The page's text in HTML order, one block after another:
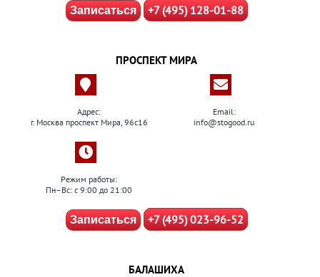
Записаться +7 (495) 128-01-88
ПРОСПЕКТ МИРА
Адрес:
г. Москва проспект Мира, 96с16
Email:
info@stogood.ru
Режим работы:
Пн–Вс: с 9:00 до 21:00
Записаться +7 (495) 023-96-52
БАЛАШИХА